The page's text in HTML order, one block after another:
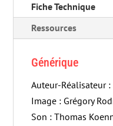
Fiche Technique
Ressources
Générique
Auteur-Réalisateur :
Image : Grégory
Son : Thomas